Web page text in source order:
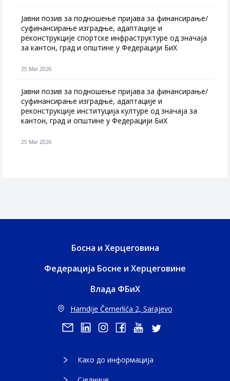
Jавни позив за подношење пријава за финансирање/
суфинансирање изградње, адаптације и
реконструкције спортске инфраструктуре од значаја
за кантон, град и општине у Федерацији БиХ
25 Mar 2026
Јавни позив за подношење пријава за финансирање/
суфинансирање изградње, адаптације и
реконструкције институција културе од значаја за
кантон, град и општине у Федерацији БиХ
25 Mar 2026
Босна и Херцеговина
Федерација Босне и Херцеговине
Влада ФБиХ
Hamdije Čemerlića 2, Sarajevo
Како до информација